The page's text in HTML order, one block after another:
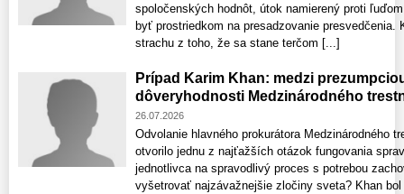
spoločenských hodnôt, útok namierený proti
byť prostriedkom na presadzovanie
strachu z toho, že sa stane terčom [...]
Prípad Karim Khan: medzi
dôveryhodnosti Medzinárodného
26.07.2026
Odvolanie hlavného prokurátora Medzinárodného
otvorilo jednu z najťažších otázok fungovania
jednotlivca na spravodlivý proces s potrebou
vyšetrovať najzávažnejšie zločiny sveta? Khan